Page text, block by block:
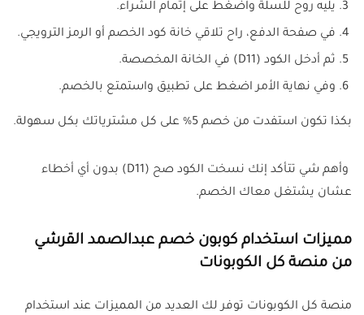
يليه روح للسلة واضغط على إتمام الشراء.
في صفحة الدفع، راح تلاقي خانة كود الخصم أو الرمز الترويجي.
ثم أدخل الكود (D11) في الخانة المخصصة.
وفي نهاية الأمر اضغط على تطبيق واستمتع بالخصم.
بكذا تكون استفدت من خصم 5% على كل مشترياتك بكل سهولة.
وأهم شي تتأكد إنك نسخت الكود صح (D11) بدون أي أخطاء
عشان يشتغل معاك الخصم.
مميزات استخدام كوبون خصم عبدالصمد القرشي
من منصة كل الكوبونات
منصة كل الكوبونات توفر لك العديد من المميزات عند استخدام